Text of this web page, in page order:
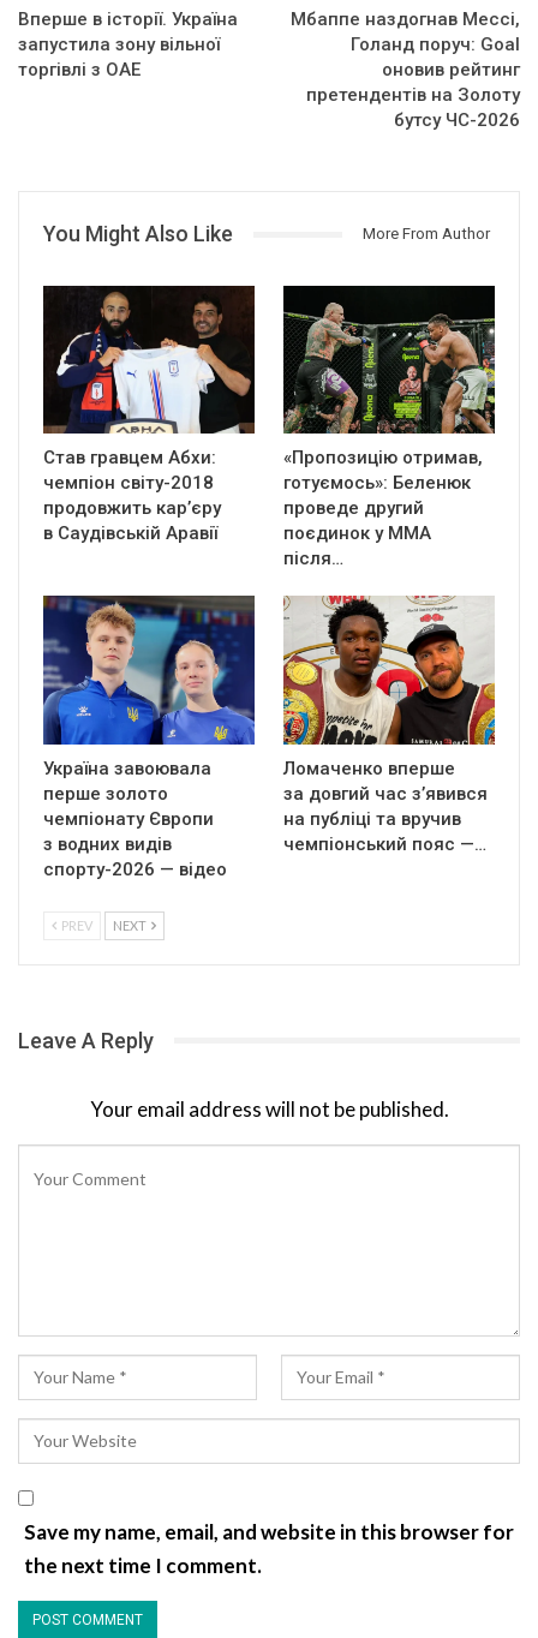
Вперше в історії. Україна
запустила зону вільної
торгівлі з ОАЕ
Мбаппе наздогнав Мессі,
Голанд поруч: Goal
оновив рейтинг
претендентів на Золоту
бутсу ЧС-2026
You Might Also Like More From Author
Став гравцем Абхи:
чемпіон світу-2018
продовжить кар’єру
в Саудівській Аравії
«Пропозицію отримав,
готуємось»: Беленюк
проведе другий
поєдинок у ММА
після…
Україна завоювала
перше золото
чемпіонату Європи
з водних видів
спорту-2026 — відео
Ломаченко вперше
за довгий час з’явився
на публіці та вручив
чемпіонський пояс —…
PREV NEXT
Leave A Reply
Your email address will not be published.
Save my name, email, and website in this browser for
the next time I comment.